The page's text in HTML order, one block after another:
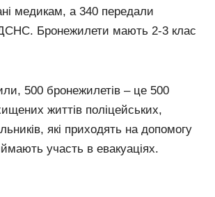
медикам, а 340 передали
ДСНС. Бронежилети мають 2-3 клас
500 бронежилетів – це 500
життів поліцейських,
які приходять на допомогу
участь в евакуаціях.